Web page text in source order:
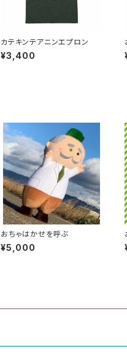
カテキンテアニンエプロン
¥3,400
おちゃはかせを呼ぶ
¥5,000